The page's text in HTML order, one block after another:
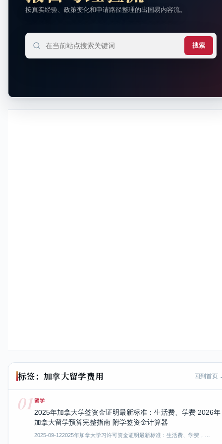
按真实经验、政策变化和申请路径整理的出国易内容流。
搜索
标签：加拿大留学费用 回到首页
01 留学
2025年加拿大学签资金证明最新标准：生活费、学费 2026年
加拿大留学预算完整指南 附学签资金计算器
2025-09-122025年加拿大学习许可资金证明最新标准：生活费、学费，…